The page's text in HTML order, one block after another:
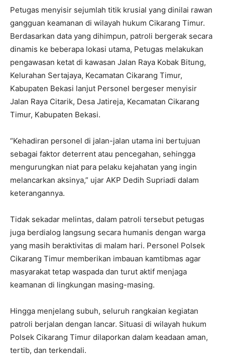
Petugas menyisir sejumlah titik krusial yang dinilai rawan
gangguan keamanan di wilayah hukum Cikarang Timur.
Berdasarkan data yang dihimpun, patroli bergerak secara
dinamis ke beberapa lokasi utama, Petugas melakukan
pengawasan ketat di kawasan Jalan Raya Kobak Bitung,
Kelurahan Sertajaya, Kecamatan Cikarang Timur,
Kabupaten Bekasi lanjut Personel bergeser menyisir
Jalan Raya Citarik, Desa Jatireja, Kecamatan Cikarang
Timur, Kabupaten Bekasi.
“Kehadiran personel di jalan-jalan utama ini bertujuan
sebagai faktor deterrent atau pencegahan, sehingga
mengurungkan niat para pelaku kejahatan yang ingin
melancarkan aksinya,” ujar AKP Dedih Supriadi dalam
keterangannya.
Tidak sekadar melintas, dalam patroli tersebut petugas
juga berdialog langsung secara humanis dengan warga
yang masih beraktivitas di malam hari. Personel Polsek
Cikarang Timur memberikan imbauan kamtibmas agar
masyarakat tetap waspada dan turut aktif menjaga
keamanan di lingkungan masing-masing.
Hingga menjelang subuh, seluruh rangkaian kegiatan
patroli berjalan dengan lancar. Situasi di wilayah hukum
Polsek Cikarang Timur dilaporkan dalam keadaan aman,
tertib, dan terkendali.